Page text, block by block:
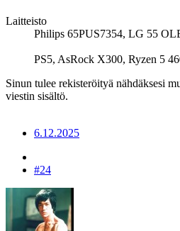
Laitteisto
Philips 65PUS7354, LG 55
PS5, AsRock X300, Ryzen 5
Sinun tulee rekisteröityä nähdäksesi
viestin sisältö.
6.12.2025
#24